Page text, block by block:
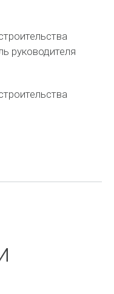
руководителя